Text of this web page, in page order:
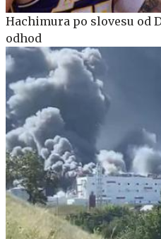
Hachimura po slovesu od
odhod